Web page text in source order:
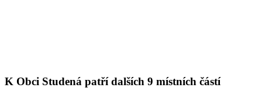
K Obci Studená patří dalších 9 místních částí